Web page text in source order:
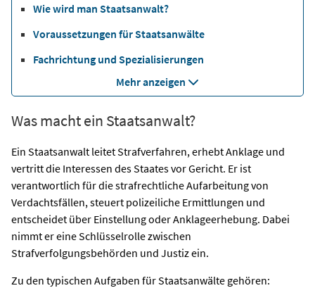
Wie wird man Staatsanwalt?
Voraussetzungen für Staatsanwälte
Fachrichtung und Spezialisierungen
Mehr anzeigen
Was macht ein Staatsanwalt?
Ein Staatsanwalt leitet Strafverfahren, erhebt Anklage und
vertritt die Interessen des Staates vor Gericht. Er ist
verantwortlich für die strafrechtliche Aufarbeitung von
Verdachtsfällen, steuert polizeiliche Ermittlungen und
entscheidet über Einstellung oder Anklageerhebung. Dabei
nimmt er eine Schlüsselrolle zwischen
Strafverfolgungsbehörden und Justiz ein.
Zu den typischen Aufgaben für Staatsanwälte gehören: